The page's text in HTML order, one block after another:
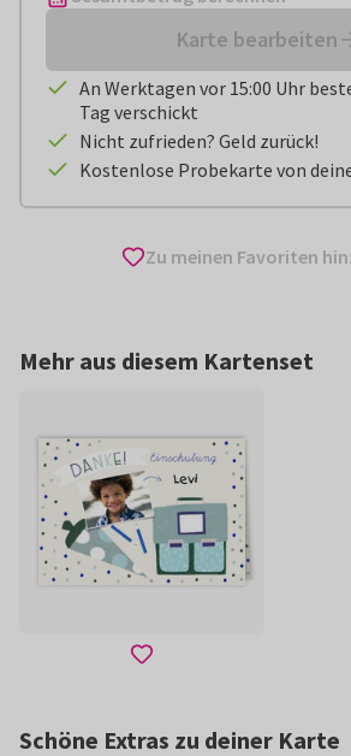
Karte bearbeiten
An Werktagen vor 15:00 Uhr
Tag verschickt
Nicht zufrieden? Geld zurück!
Kostenlose Probekarte von
Zu meinen Favoriten
Mehr aus diesem Kartenset
Schöne Extras zu deiner Karte